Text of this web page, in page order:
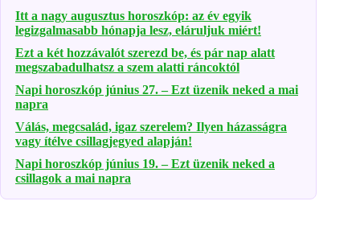
Itt a nagy augusztus horoszkóp: az év egyik
legizgalmasabb hónapja lesz, eláruljuk miért!
Ezt a két hozzávalót szerezd be, és pár nap alatt
megszabadulhatsz a szem alatti ráncoktól
Napi horoszkóp június 27. – Ezt üzenik neked a mai
napra
Válás, megcsalád, igaz szerelem? Ilyen házasságra
vagy ítélve csillagjegyed alapján!
Napi horoszkóp június 19. – Ezt üzenik neked a
csillagok a mai napra